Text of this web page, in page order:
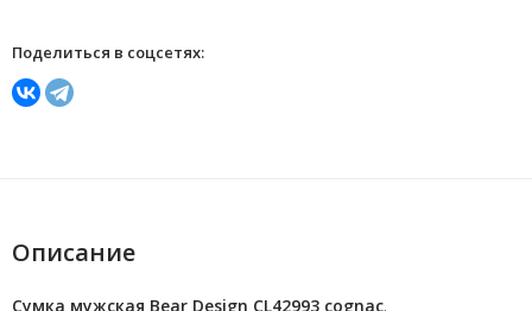
Поделиться в соцсетях:
Описание
Сумка мужская Bear Design CL42993 cognac.